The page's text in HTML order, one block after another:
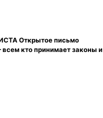
Открытое письмо
кто принимает законы и